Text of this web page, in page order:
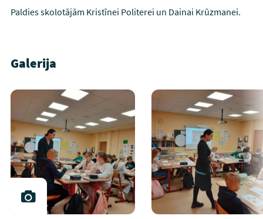
Paldies skolotājām Kristīnei Politerei un Dainai Krūzmanei.
Galerija